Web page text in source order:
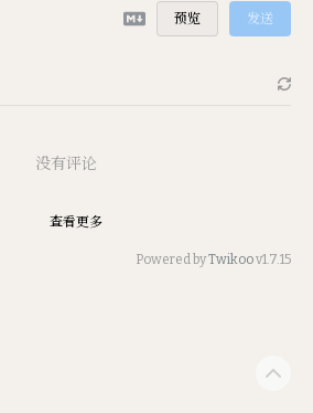
预览 发送
没有评论
查看更多
Powered byTwikoov1.7.15